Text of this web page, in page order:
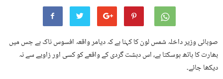
صوبائی وزیر داخلہ شمس لون کا کہنا ہے کہ دیامر واقعہ افسوس ناک ہے جس میں
بھارت کا ہاتھ ہوسکتا ہے، اس دہشت گردی کے واقعے کو کسی اور زاویے سے نہ
دیکھا جائے۔